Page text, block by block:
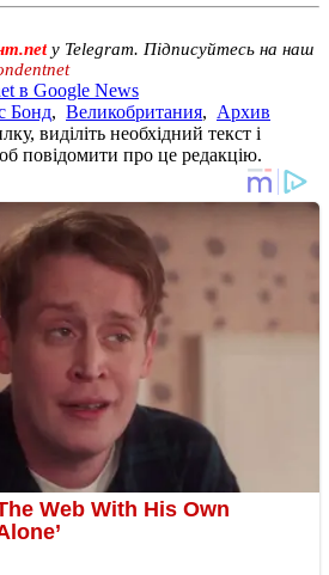
у Telegram. Підписуйтесь на наш
в Google News
Бонд, Великобритания, Архив
виділіть необхідний текст і
повідомити про це редакцію.